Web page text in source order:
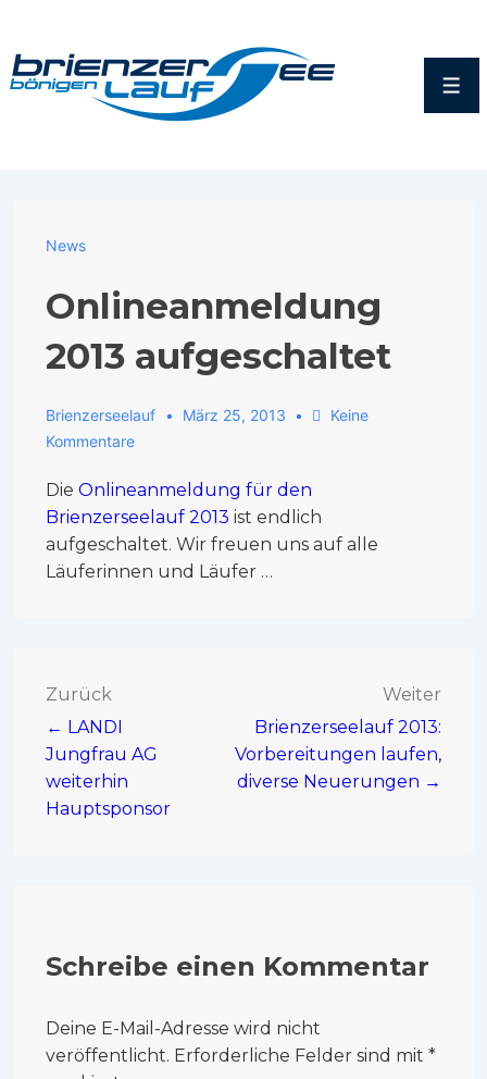
News
Onlineanmeldung
2013 aufgeschaltet
Brienzerseelauf März 25, 2013
Keine
Kommentare
Die Onlineanmeldung für den
Brienzerseelauf 2013 ist endlich
aufgeschaltet. Wir freuen uns auf alle
Läuferinnen und Läufer …
Zurück
← LANDI
Jungfrau AG
weiterhin
Hauptsponsor
Weiter
Brienzerseelauf 2013:
Vorbereitungen laufen,
diverse Neuerungen →
Schreibe einen Kommentar
Deine E-Mail-Adresse wird nicht
veröffentlicht. Erforderliche Felder sind mit *